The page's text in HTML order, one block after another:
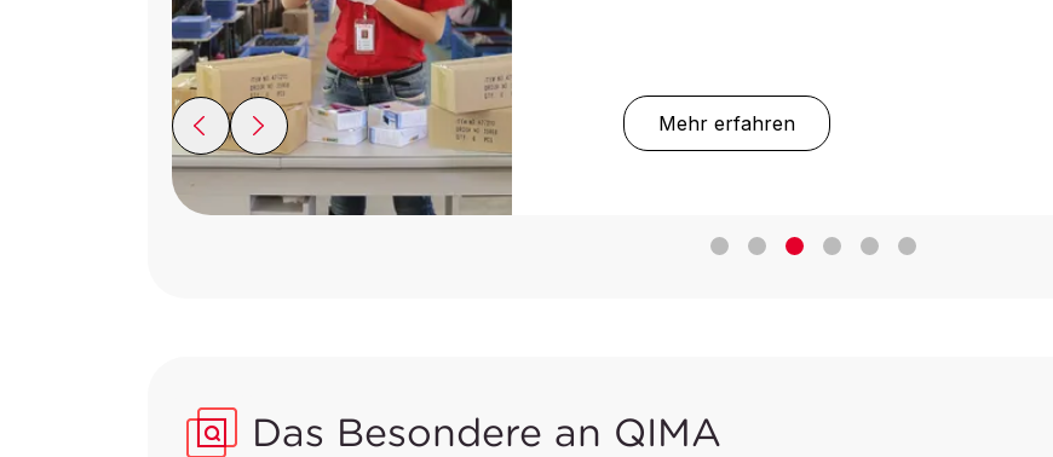
Mehr erfahren
: Lebensmittel-Zertifizierung
Das Besondere an QIMA